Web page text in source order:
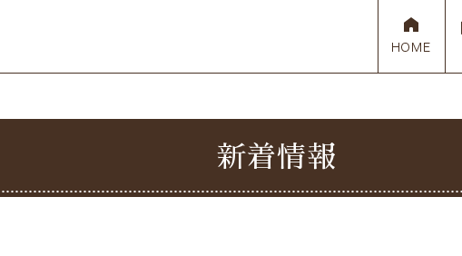
白い詰め物・被せ物 ホワイトニング
新着情報